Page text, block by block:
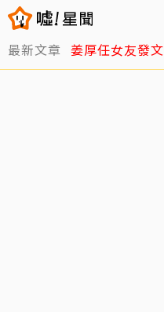
最新文章 姜厚任女友發文